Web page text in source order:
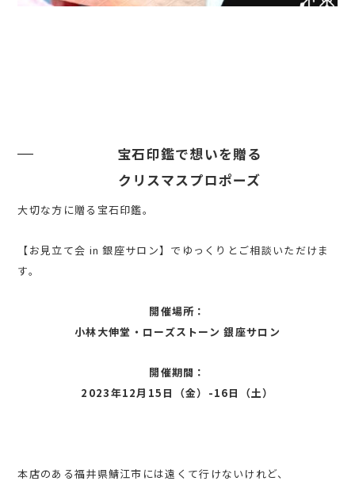
宝石印鑑で想いを贈る
クリスマスプロポーズ
大切な方に贈る宝石印鑑。
【お見立て会 in 銀座サロン】でゆっくりとご相談いただけま
す。
開催場所：
小林大伸堂・ローズストーン 銀座サロン
開催期間：
2023年12月15日（金）-16日（土）
本店のある福井県鯖江市には遠くて行けないけれど、